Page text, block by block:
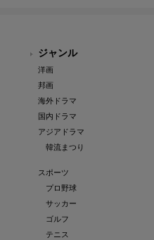
ジャンル
洋画
邦画
海外ドラマ
国内ドラマ
アジアドラマ
韓流まつり
スポーツ
プロ野球
サッカー
ゴルフ
テニス